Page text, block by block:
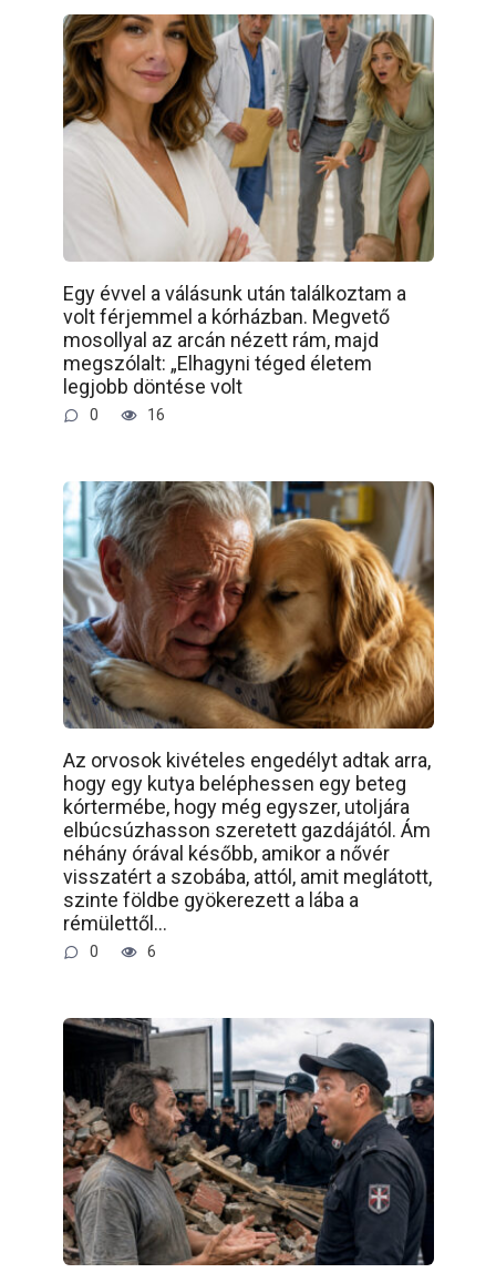
Egy évvel a válásunk után találkoztam a
volt férjemmel a kórházban. Megvető
mosollyal az arcán nézett rám, majd
megszólalt: „Elhagyni téged életem
legjobb döntése volt
0 16
Az orvosok kivételes engedélyt adtak arra,
hogy egy kutya beléphessen egy beteg
kórtermébe, hogy még egyszer, utoljára
elbúcsúzhasson szeretett gazdájától. Ám
néhány órával később, amikor a nővér
visszatért a szobába, attól, amit meglátott,
szinte földbe gyökerezett a lába a
rémülettől…
0 6